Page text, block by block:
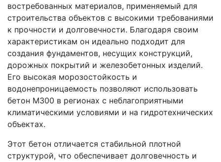
востребованных материалов, применяемый для
строительства объектов с высокими требованиями
к прочности и долговечности. Благодаря своим
характеристикам он идеально подходит для
создания фундаментов, несущих конструкций,
дорожных покрытий и железобетонных изделий.
Его высокая морозостойкость и
водонепроницаемость позволяют использовать
бетон М300 в регионах с неблагоприятными
климатическими условиями и на гидротехнических
объектах.
Этот бетон отличается стабильной плотной
структурой, что обеспечивает долговечность и